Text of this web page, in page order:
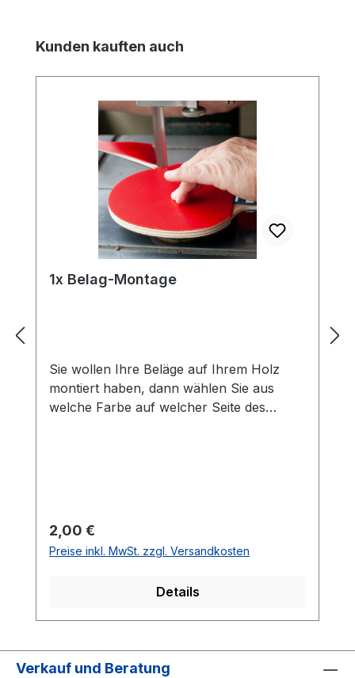
Produktgalerie überspringen
Kunden kauften auch
1x Belag-Montage
Sie wollen Ihre Beläge auf Ihrem Holz
montiert haben, dann wählen Sie aus
welche Farbe auf welcher Seite des
inklusive.Bei den Komplettschläger
müssen Sie KEINE Belag-Montage mit in
Regulärer Preis:
2,00 €
Preise inkl. MwSt. zzgl. Versandkosten
Details
Verkauf und Beratung